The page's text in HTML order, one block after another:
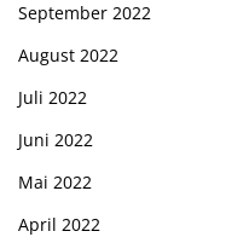
September 2022
August 2022
Juli 2022
Juni 2022
Mai 2022
April 2022